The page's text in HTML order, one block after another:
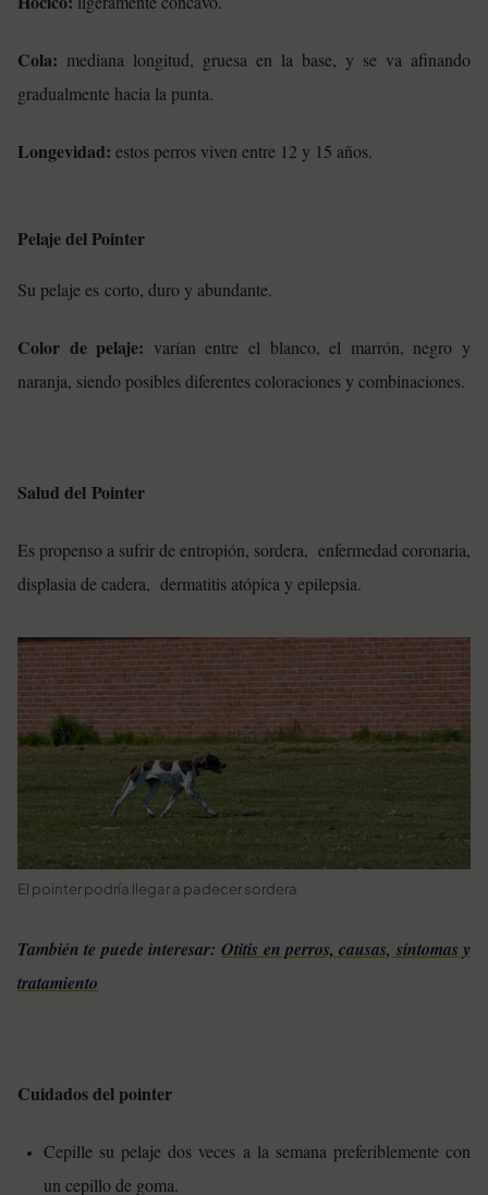
Cola: mediana longitud, gruesa en la base, y se va afinando
gradualmente hacia la punta.
Longevidad: estos perros viven entre 12 y 15 años.
Pelaje del Pointer
Su pelaje es corto, duro y abundante.
Color de pelaje: varían entre el blanco, el marrón, negro y
naranja, siendo posibles diferentes coloraciones y combinaciones.
Salud del Pointer
Es propenso a sufrir de entropión, sordera, enfermedad coronaria,
displasia de cadera, dermatitis atópica y epilepsia.
El pointer podría llegar a padecer sordera
También te puede interesar:Otitis en perros, causas, síntomas y
tratamiento
Cuidados del pointer
Cepille su pelaje dos veces a la semana preferiblemente con
un cepillo de goma.